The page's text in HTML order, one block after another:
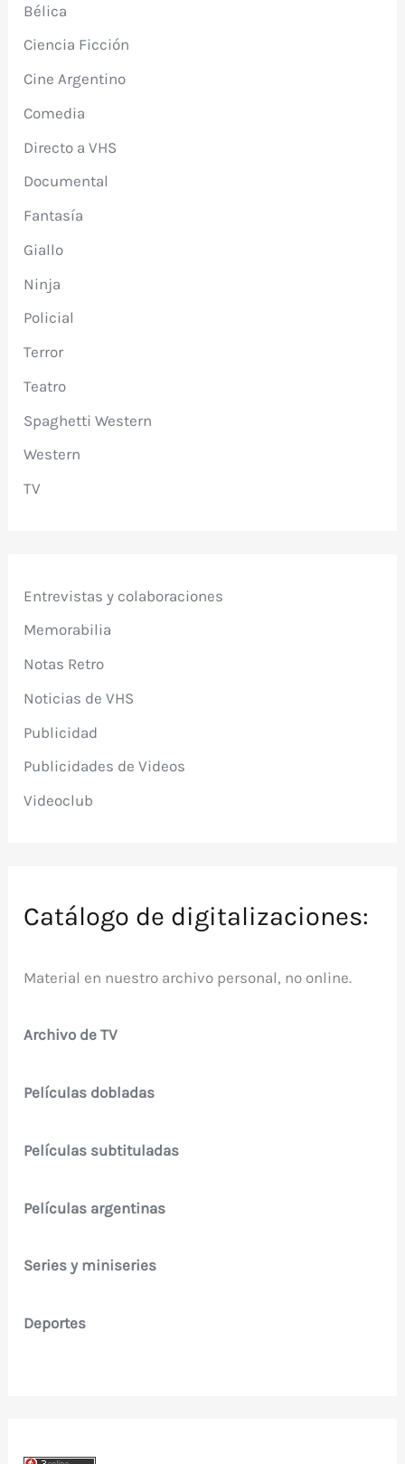
Bélica
Ciencia Ficción
Cine Argentino
Comedia
Directo a VHS
Documental
Fantasía
Giallo
Ninja
Policial
Terror
Teatro
Spaghetti Western
Western
TV
Entrevistas y colaboraciones
Memorabilia
Notas Retro
Noticias de VHS
Publicidad
Publicidades de Videos
Videoclub
Catálogo de digitalizaciones:
Material en nuestro archivo personal, no online.
Archivo de TV
Películas dobladas
Películas subtituladas
Películas argentinas
Series y miniseries
Deportes